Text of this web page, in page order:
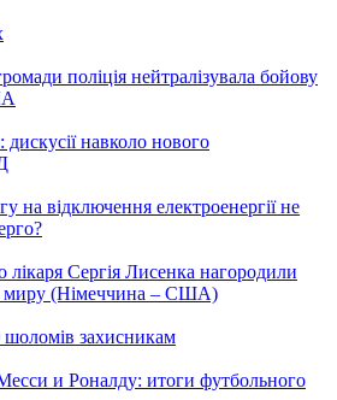
поліція нейтралізувала бойову
навколо нового
на відключення електроенергії не
лікаря Сергія Лисенка нагородили
миру (Німеччина – США)
захисникам
и Роналду: итоги футбольного